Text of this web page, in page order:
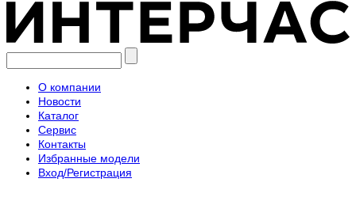
О компании
Новости
Каталог
Сервис
Контакты
Избранные модели
Вход/Регистрация